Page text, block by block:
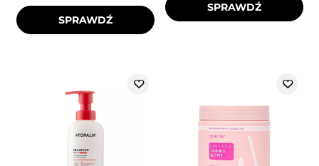
SPRAWDŹ
SPRAWDŹ